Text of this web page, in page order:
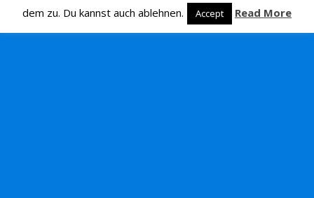
dem zu. Du kannst auch ablehnen.
Accept Read More